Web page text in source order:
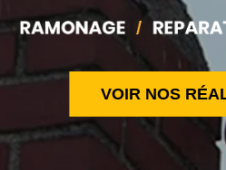
VOIR NOS